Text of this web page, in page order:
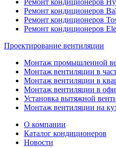
Ремонт кондиционеров
Ремонт кондиционеров
Ремонт кондиционеров
Ремонт кондиционеров
Проектирование вентиляции
Монтаж промышленной
Монтаж вентиляции в
Монтаж вентиляции в
Монтаж вентиляции в
Установка вытяжной
Монтаж вентиляции на
О компании
Каталог кондиционеров
Новости